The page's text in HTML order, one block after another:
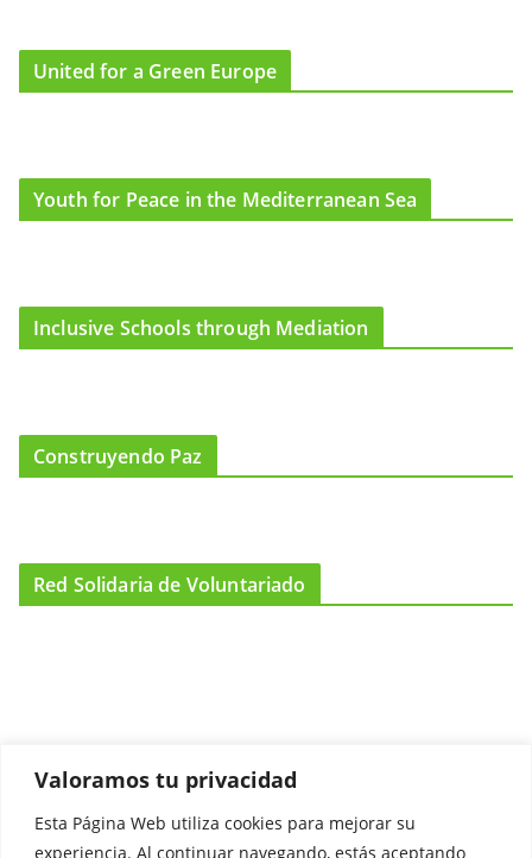
Valoramos tu privacidad
Esta Página Web utiliza cookies para mejorar su
experiencia. Al continuar navegando, estás aceptando
United for a Green Europe
Youth for Peace in the Mediterranean Sea
Inclusive Schools through Mediation
Construyendo Paz
Red Solidaria de Voluntariado
Promociónate